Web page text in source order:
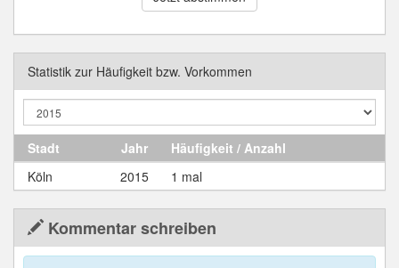
Statistik zur Häufigkeit bzw. Vorkommen
Stadt Jahr
Häufigkeit / Anzahl
Köln
2015 1 mal
Kommentar schreiben